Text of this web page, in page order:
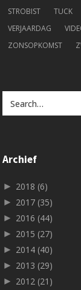
STROBIST
TUCK
VERJAARDAG
ZONSOPKOMST
Archief
► 2018 (6)
► 2017 (35)
► 2016 (44)
► 2015 (27)
► 2014 (40)
► 2013 (29)
► 2012 (21)